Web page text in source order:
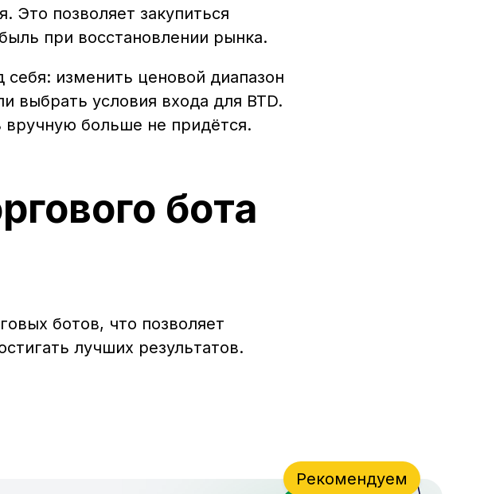
Это позволяет закупиться
при восстановлении рынка.
изменить ценовой диапазон
выбрать условия входа для BTD.
вручную больше не придётся.
бота
ботов, что позволяет
лучших результатов.
Рекомендуем